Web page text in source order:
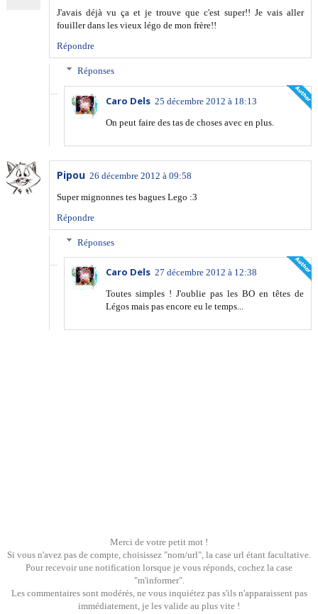
J'avais déjà vu ça et je trouve que c'est super!! Je vais aller
fouiller dans les vieux légo de mon frère!!
Répondre
Réponses
Caro Dels 25 décembre 2012 à 18:13
On peut faire des tas de choses avec en plus.
Pipou 26 décembre 2012 à 09:58
Super mignonnes tes bagues Lego :3
Répondre
Réponses
Caro Dels 27 décembre 2012 à 12:38
Toutes simples ! J'oublie pas les BO en têtes de
Légos mais pas encore eu le temps...
Merci de votre petit mot !
Si vous n'avez pas de compte, choisissez "nom/url", la case url étant facultative.
Pour recevoir une notification lorsque je vous réponds, cochez la case
"m'informer".
Les commentaires sont modérés, ne vous inquiétez pas s'ils n'apparaissent pas
immédiatement, je les valide au plus vite !